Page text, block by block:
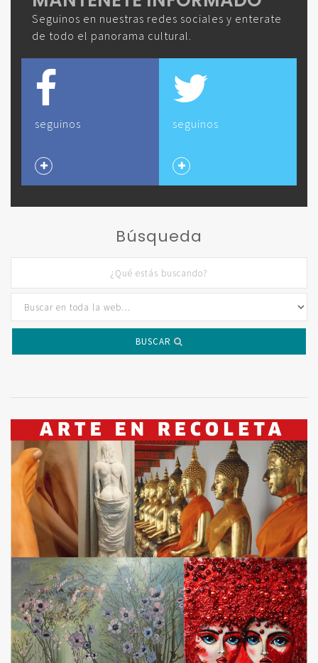
Seguinos en nuestras redes sociales y enterate
de todo el panorama cultural.
seguinos seguinos
Búsqueda
BUSCAR